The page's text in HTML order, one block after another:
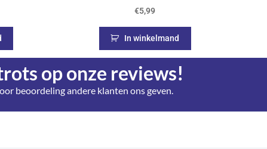
€5,99
In winkelmand
op onze reviews!
beoordeling andere klanten ons geven.